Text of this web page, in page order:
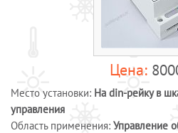
Обогрев пандусов и ступеней
Обогрев трубопроводов и
Шкафы управления обогревом
Готовые комплекты для обогрева
водопровода
Обогрев бетона
Место установки: На din-рейку в
управления
Область применения: Управление